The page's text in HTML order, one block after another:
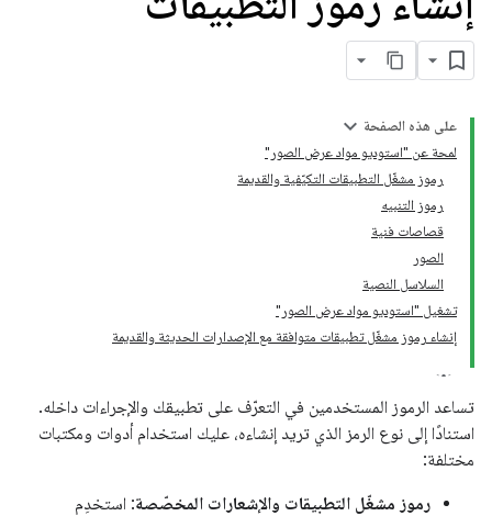
على هذه الصفحة
لمحة عن "استوديو مواد عرض الصور"
رموز مشغّل التطبيقات التكيّفية والقديمة
رموز التنبيه
قصاصات فنية
الصور
السلاسل النصية
تشغيل "استوديو مواد عرض الصور"
إنشاء رموز مشغّل تطبيقات متوافقة مع الإصدارات الحديثة والقديمة
تساعد الرموز المستخدمين في التعرّف على تطبيقك والإجراءات داخله.
استنادًا إلى نوع الرمز الذي تريد إنشاءه، عليك استخدام أدوات ومكتبات
مختلفة:
رموز مشغّل التطبيقات والإشعارات المخصّصة: استخدِم